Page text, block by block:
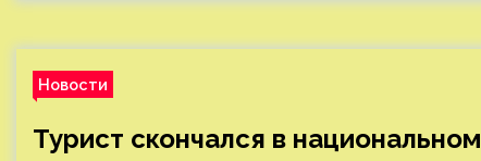
Новости
Турист скончался в национальном